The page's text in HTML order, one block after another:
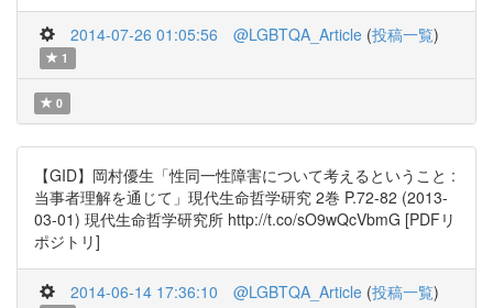
2014-07-26 01:05:56 @LGBTQA_Article (投稿一覧)
1
0
【GID】岡村優生「性同一性障害について考えるということ :
当事者理解を通じて」現代生命哲学研究 2巻 P.72-82 (2013-
03-01) 現代生命哲学研究所 http://t.co/sO9wQcVbmG [PDFリ
ポジトリ]
2014-06-14 17:36:10 @LGBTQA_Article (投稿一覧)